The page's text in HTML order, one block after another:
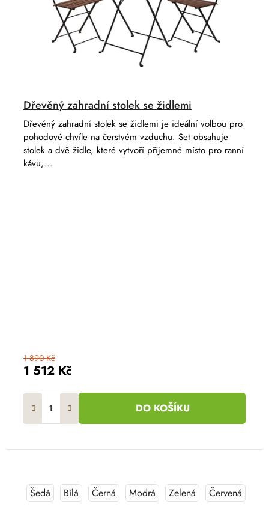
Dřevěný zahradní stolek se židlemi
1 512 Kč
1 890 Kč
DO KOŠÍKU
Dřevěný zahradní stolek se židlemi je ideální volbou pro
pohodové chvíle na čerstvém vzduchu. Set obsahuje
stolek a dvě židle, které vytvoří příjemné místo pro ranní
kávu,...
Šedá Bílá Černá Modrá Zelená Červená